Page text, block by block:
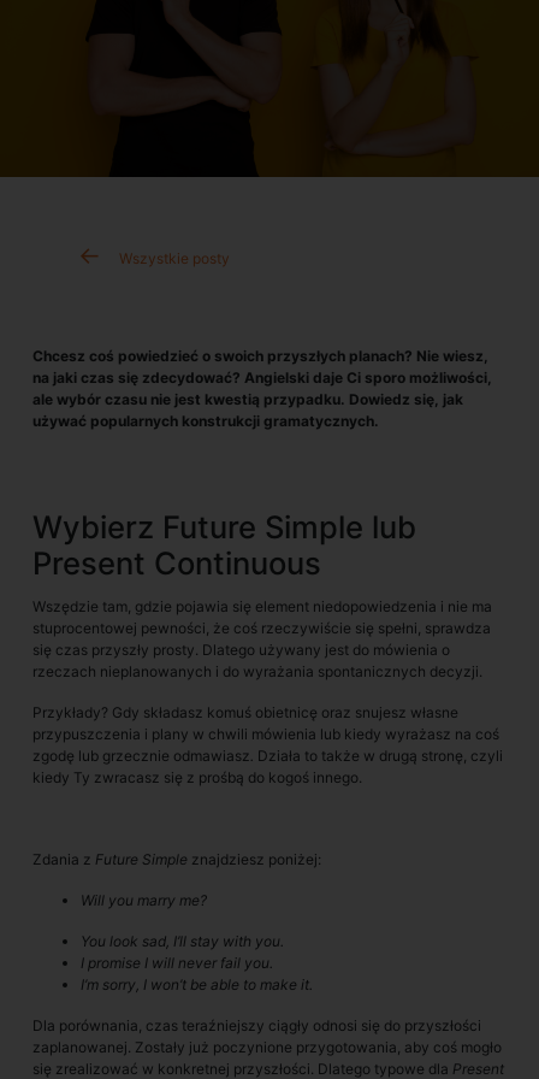
Wszystkie posty
Chcesz coś powiedzieć o swoich przyszłych planach? Nie wiesz,
na jaki czas się zdecydować? Angielski daje Ci sporo możliwości,
ale wybór czasu nie jest kwestią przypadku. Dowiedz się, jak
używać popularnych konstrukcji gramatycznych.
Wybierz Future Simple lub
Present Continuous
Wszędzie tam, gdzie pojawia się element niedopowiedzenia i nie ma
stuprocentowej pewności, że coś rzeczywiście się spełni, sprawdza
się czas przyszły prosty. Dlatego używany jest do mówienia o
rzeczach nieplanowanych i do wyrażania spontanicznych decyzji.
Przykłady? Gdy składasz komuś obietnicę oraz snujesz własne
przypuszczenia i plany w chwili mówienia lub kiedy wyrażasz na coś
zgodę lub grzecznie odmawiasz. Działa to także w drugą stronę, czyli
kiedy Ty zwracasz się z prośbą do kogoś innego.
Zdania z Future Simple znajdziesz poniżej:
Will you marry me?
You look sad, I’ll stay with you.
I promise I will never fail you.
I’m sorry, I won’t be able to make it.
Dla porównania, czas teraźniejszy ciągły odnosi się do przyszłości
zaplanowanej. Zostały już poczynione przygotowania, aby coś mogło
się zrealizować w konkretnej przyszłości. Dlatego typowe dla Present